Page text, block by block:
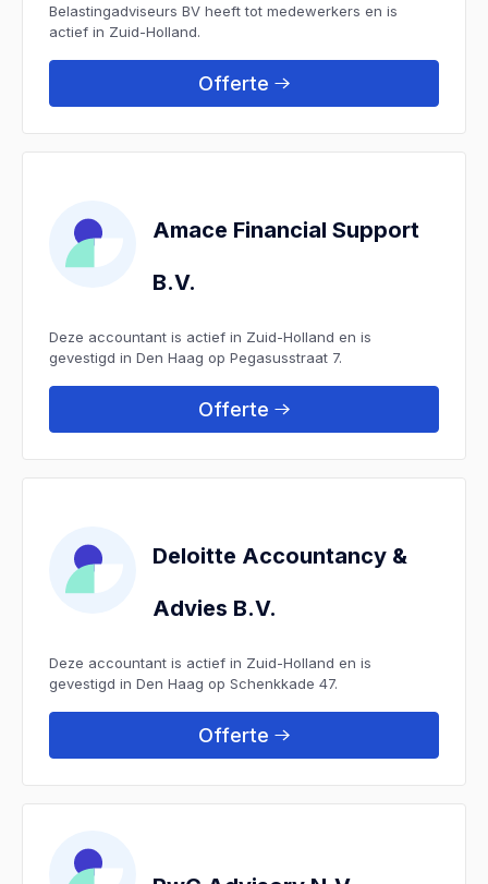
Belastingadviseurs BV heeft tot medewerkers en is
actief in Zuid-Holland.
Offerte
Amace Financial Support
B.V.
Deze accountant is actief in Zuid-Holland en is
gevestigd in Den Haag op Pegasusstraat 7.
Offerte
Deloitte Accountancy &
Advies B.V.
Deze accountant is actief in Zuid-Holland en is
gevestigd in Den Haag op Schenkkade 47.
Offerte